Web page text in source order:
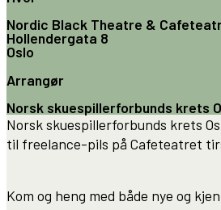
Nordic Black Theatre &
Hollendergata 8
Oslo
Arrangør
Norsk skuespillerforbunds krets
Norsk skuespillerforbunds krets
til freelance-pils på Cafeteatret
Kom og heng med både nye og